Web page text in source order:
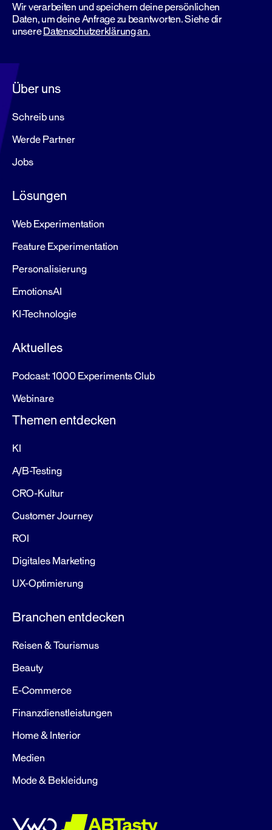
Wir verarbeiten und speichern deine persönlichen
Daten, um deine Anfrage zu beantworten. Siehe dir
unsereDatenschutzerklärung an.
Über uns
Schreib uns
Werde Partner
Jobs
Lösungen
Web Experimentation
Feature Experimentation
Personalisierung
EmotionsAI
KI-Technologie
Aktuelles
Podcast: 1000 Experiments Club
Webinare
Themen entdecken
KI
A/B-Testing
CRO-Kultur
Customer Journey
ROI
Digitales Marketing
UX-Optimierung
Branchen entdecken
Reisen & Tourismus
Beauty
E-Commerce
Finanzdienstleistungen
Home & Interior
Medien
Mode & Bekleidung